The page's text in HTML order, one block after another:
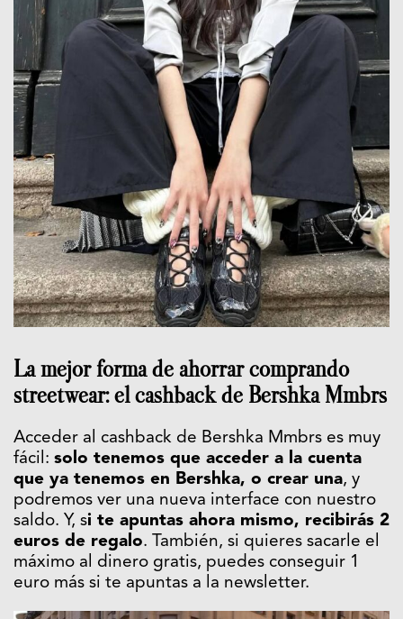
La mejor forma de ahorrar comprando
streetwear: el cashback de Bershka Mmbrs
Acceder al cashback de Bershka Mmbrs es muy
fácil: solo tenemos que acceder a la cuenta
que ya tenemos en Bershka, o crear una, y
podremos ver una nueva interface con nuestro
saldo. Y, si te apuntas ahora mismo, recibirás 2
euros de regalo. También, si quieres sacarle el
máximo al dinero gratis, puedes conseguir 1
euro más si te apuntas a la newsletter.